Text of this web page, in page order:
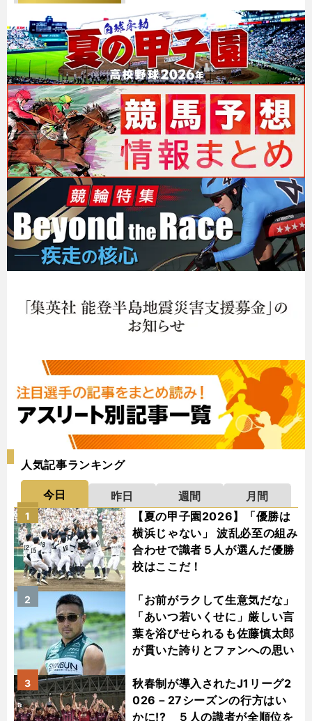
人気記事ランキング
今日 昨日 週間
月間
【夏の甲子園2026】「優勝は
横浜じゃない」 波乱必至の組み
合わせで識者５人が選んだ優勝
校はここだ！
1
「お前がラクして生意気だな」
「あいつ若いくせに」厳しい言
葉を浴びせられるも佐藤慎太郎
が貫いた誇りとファンへの思い
2
秋春制が導入されたJ1リーグ2
026－27シーズンの行方はい
かに!? ５人の識者が全順位を
3